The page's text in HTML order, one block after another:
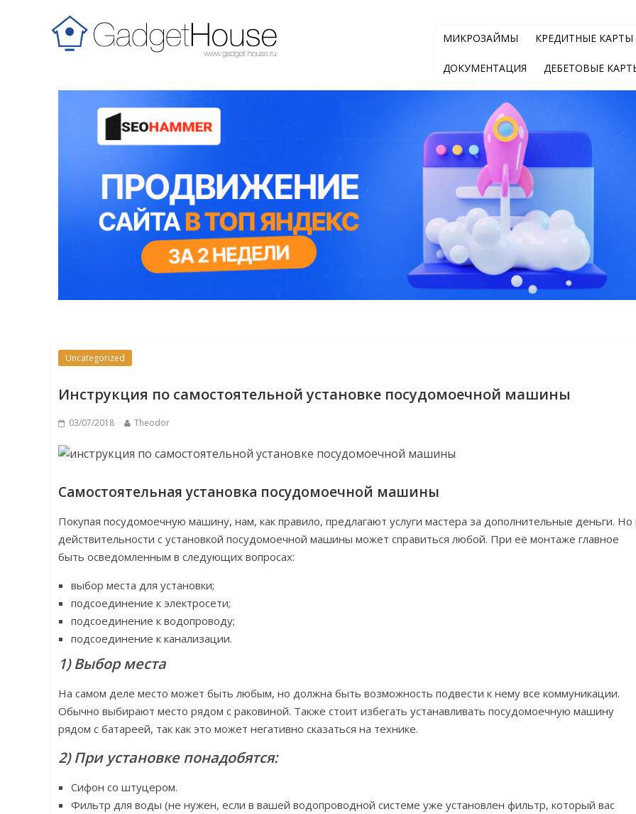
МИКРОЗАЙМЫ КРЕДИТНЫЕ КАРТЫ
ДОКУМЕНТАЦИЯ ДЕБЕТОВЫЕ
Uncategorized
Инструкция по самостоятельной установке посудомоечной машины
03/07/2018 Theodor
Самостоятельная установка посудомоечной машины
Покупая посудомоечную машину, нам, как правило, предлагают услуги мастера за дополнительные деньги. Но
действительности с установкой посудомоечной машины может справиться любой. При её монтаже главное
быть осведомленным в следующих вопросах:
выбор места для установки;
подсоединение к электросети;
подсоединение к водопроводу;
подсоединение к канализации.
1) Выбор места
На самом деле место может быть любым, но должна быть возможность подвести к нему все коммуникации.
Обычно выбирают место рядом с раковиной. Также стоит избегать устанавливать посудомоечную машину
рядом с батареей, так как это может негативно сказаться на технике.
2) При установке понадобятся:
Сифон со штуцером.
Фильтр для воды (не нужен, если в вашей водопроводной системе уже установлен фильтр, который вас